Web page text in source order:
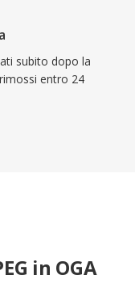
subito dopo la
entro 24
in OGA